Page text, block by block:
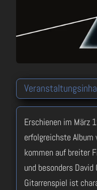
Erschienen im März
erfolgreichste Album
kommen auf breiter
und besonders
Gitarrenspiel ist